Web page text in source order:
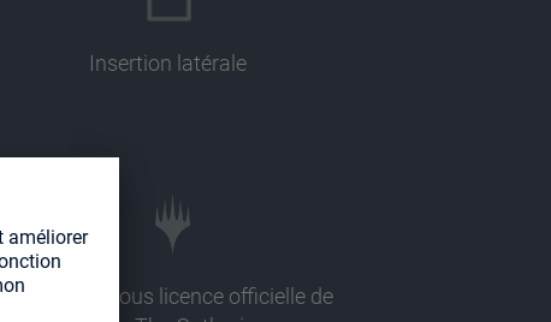
Insertion latérale
Illustration sous licence officielle de